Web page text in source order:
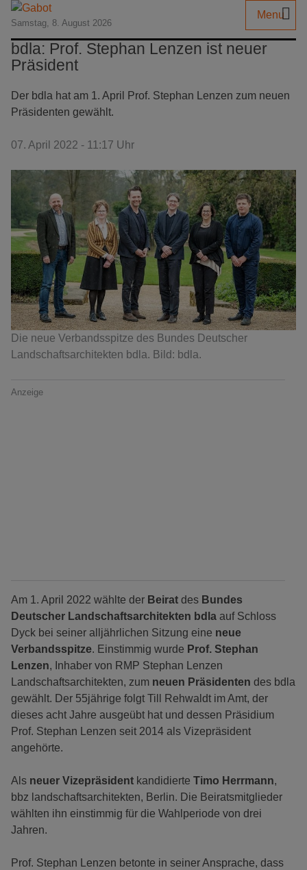
Samstag, 8. August 2026
Menu
bdla: Prof. Stephan Lenzen ist neuer
Präsident
Der bdla hat am 1. April Prof. Stephan Lenzen zum neuen
Präsidenten gewählt.
07. April 2022 - 11:17 Uhr
Die neue Verbandsspitze des Bundes Deutscher
Landschaftsarchitekten bdla. Bild: bdla.
Anzeige
Am 1. April 2022 wählte der Beirat des Bundes
Deutscher Landschaftsarchitekten bdla auf Schloss
Dyck bei seiner alljährlichen Sitzung eine neue
Verbandsspitze. Einstimmig wurde Prof. Stephan
Lenzen, Inhaber von RMP Stephan Lenzen
Landschaftsarchitekten, zum neuen Präsidenten des bdla
gewählt. Der 55jährige folgt Till Rehwaldt im Amt, der
dieses acht Jahre ausgeübt hat und dessen Präsidium
Prof. Stephan Lenzen seit 2014 als Vizepräsident
angehörte.
Als neuer Vizepräsident kandidierte Timo Herrmann,
bbz landschaftsarchitekten, Berlin. Die Beiratsmitglieder
wählten ihn einstimmig für die Wahlperiode von drei
Jahren.
Prof. Stephan Lenzen betonte in seiner Ansprache, dass